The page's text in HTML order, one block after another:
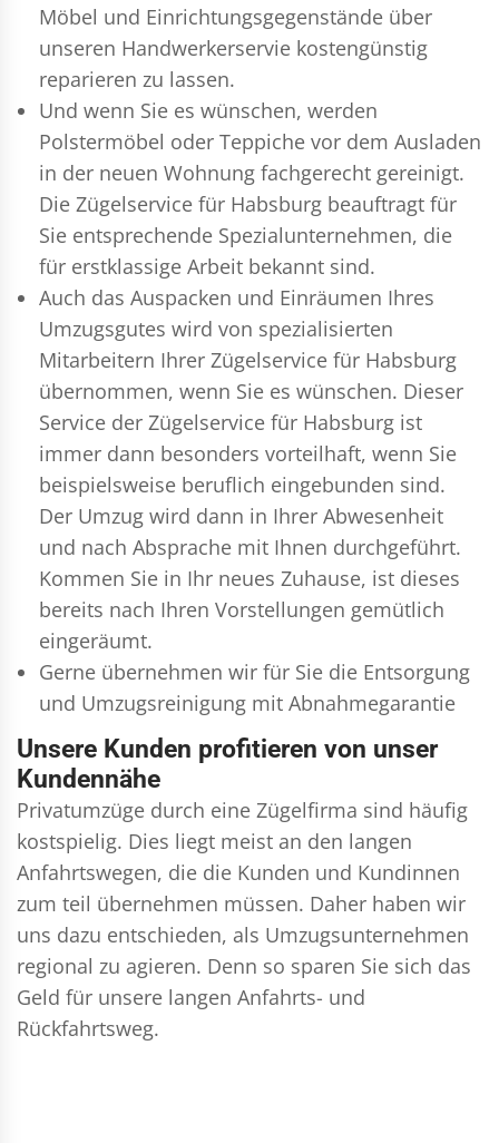
Möbel und Einrichtungsgegenstände über
unseren Handwerkerservie kostengünstig
reparieren zu lassen.
Und wenn Sie es wünschen, werden
Polstermöbel oder Teppiche vor dem Ausladen
in der neuen Wohnung fachgerecht gereinigt.
Die Zügelservice für Habsburg beauftragt für
Sie entsprechende Spezialunternehmen, die
für erstklassige Arbeit bekannt sind.
Auch das Auspacken und Einräumen Ihres
Umzugsgutes wird von spezialisierten
Mitarbeitern Ihrer Zügelservice für Habsburg
übernommen, wenn Sie es wünschen. Dieser
Service der Zügelservice für Habsburg ist
immer dann besonders vorteilhaft, wenn Sie
beispielsweise beruflich eingebunden sind.
Der Umzug wird dann in Ihrer Abwesenheit
und nach Absprache mit Ihnen durchgeführt.
Kommen Sie in Ihr neues Zuhause, ist dieses
bereits nach Ihren Vorstellungen gemütlich
eingeräumt.
Gerne übernehmen wir für Sie die Entsorgung
und Umzugsreinigung mit Abnahmegarantie
Unsere Kunden profitieren von unser
Kundennähe
Privatumzüge durch eine Zügelfirma sind häufig
kostspielig. Dies liegt meist an den langen
Anfahrtswegen, die die Kunden und Kundinnen
zum teil übernehmen müssen. Daher haben wir
uns dazu entschieden, als Umzugsunternehmen
regional zu agieren. Denn so sparen Sie sich das
Geld für unsere langen Anfahrts- und
Rückfahrtsweg.